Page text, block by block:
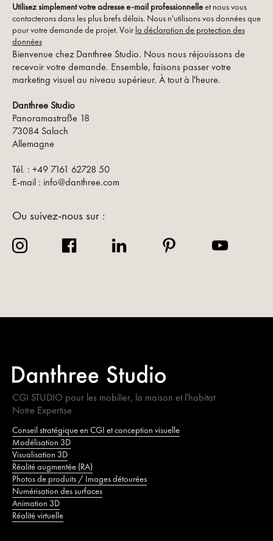
Bienvenue chez Danthree Studio. Nous nous réjouissons de
recevoir votre demande. Ensemble, faisons passer votre
marketing visuel au niveau supérieur. À tout à l'heure.
Danthree Studio
Panoramastraße 18
73084 Salach
Allemagne
Tél. : +49 7161 62728 50
E-mail : info@danthree.com
Ou suivez-nous sur :
Utilisez simplement votre adresse e-mail professionnelleet nous vous
contacterons dans les plus brefs délais. Nous n'utilisons vos données que
pour votre demande de projet. Voirla déclaration de protection des
données
CGI STUDIO pour les mobilier, la maison et l'habitat
Notre Expertise
Conseil stratégique en CGI et conception visuelle
Modélisation 3D
Visualisation 3D
Réalité augmentée (RA)
Photos de produits / Images détourées
Numérisation des surfaces
Animation 3D
Réalité virtuelle